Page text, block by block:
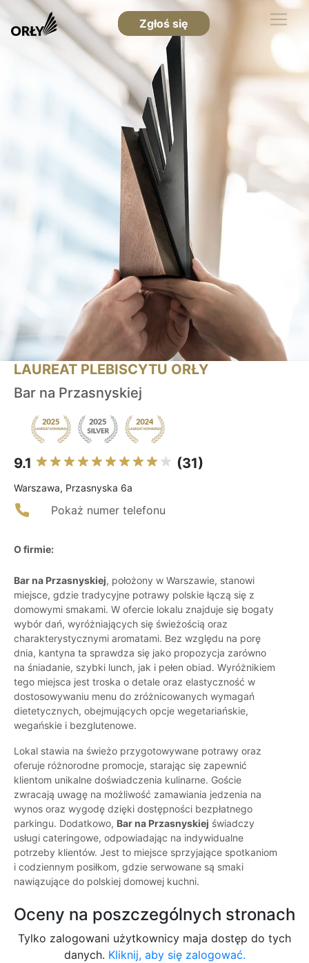
Zgłoś się
LAUREAT PLEBISCYTU ORŁY
Bar na Przasnyskiej
9.1 (31)
Warszawa, Przasnyska 6a
Pokaż numer telefonu
O firmie:
Bar na Przasnyskiej, położony w Warszawie, stanowi
miejsce, gdzie tradycyjne potrawy polskie łączą się z
domowymi smakami. W ofercie lokalu znajduje się bogaty
wybór dań, wyróżniających się świeżością oraz
charakterystycznymi aromatami. Bez względu na porę
dnia, kantyna ta sprawdza się jako propozycja zarówno
na śniadanie, szybki lunch, jak i pełen obiad. Wyróżnikiem
tego miejsca jest troska o detale oraz elastyczność w
dostosowywaniu menu do zróżnicowanych wymagań
dietetycznych, obejmujących opcje wegetariańskie,
wegańskie i bezglutenowe.
Lokal stawia na świeżo przygotowywane potrawy oraz
oferuje różnorodne promocje, starając się zapewnić
klientom unikalne doświadczenia kulinarne. Goście
zwracają uwagę na możliwość zamawiania jedzenia na
wynos oraz wygodę dzięki dostępności bezpłatnego
parkingu. Dodatkowo, Bar na Przasnyskiej świadczy
usługi cateringowe, odpowiadając na indywidualne
potrzeby klientów. Jest to miejsce sprzyjające spotkaniom
i codziennym posiłkom, gdzie serwowane są smaki
nawiązujące do polskiej domowej kuchni.
Oceny na poszczególnych stronach
Tylko zalogowani użytkownicy maja dostęp do tych
danych. Kliknij, aby się zalogować.